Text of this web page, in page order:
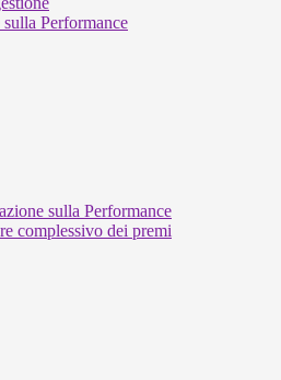
Performance
sulla Performance
complessivo dei premi